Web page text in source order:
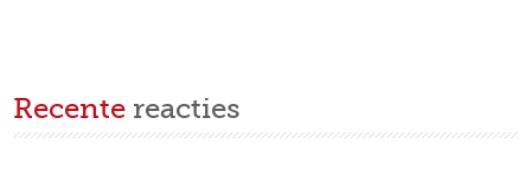
Recente reacties